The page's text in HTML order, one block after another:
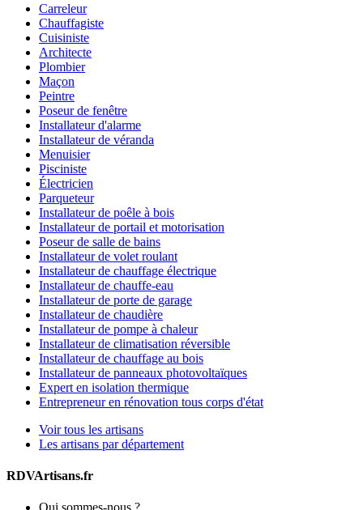
Carreleur
Chauffagiste
Cuisiniste
Architecte
Plombier
Maçon
Peintre
Poseur de fenêtre
Installateur d'alarme
Installateur de véranda
Menuisier
Pisciniste
Électricien
Parqueteur
Installateur de poêle à bois
Installateur de portail et motorisation
Poseur de salle de bains
Installateur de volet roulant
Installateur de chauffage électrique
Installateur de chauffe-eau
Installateur de porte de garage
Installateur de chaudière
Installateur de pompe à chaleur
Installateur de climatisation réversible
Installateur de chauffage au bois
Installateur de panneaux photovoltaïques
Expert en isolation thermique
Entrepreneur en rénovation tous corps d'état
Voir tous les artisans
Les artisans par département
RDVArtisans.fr